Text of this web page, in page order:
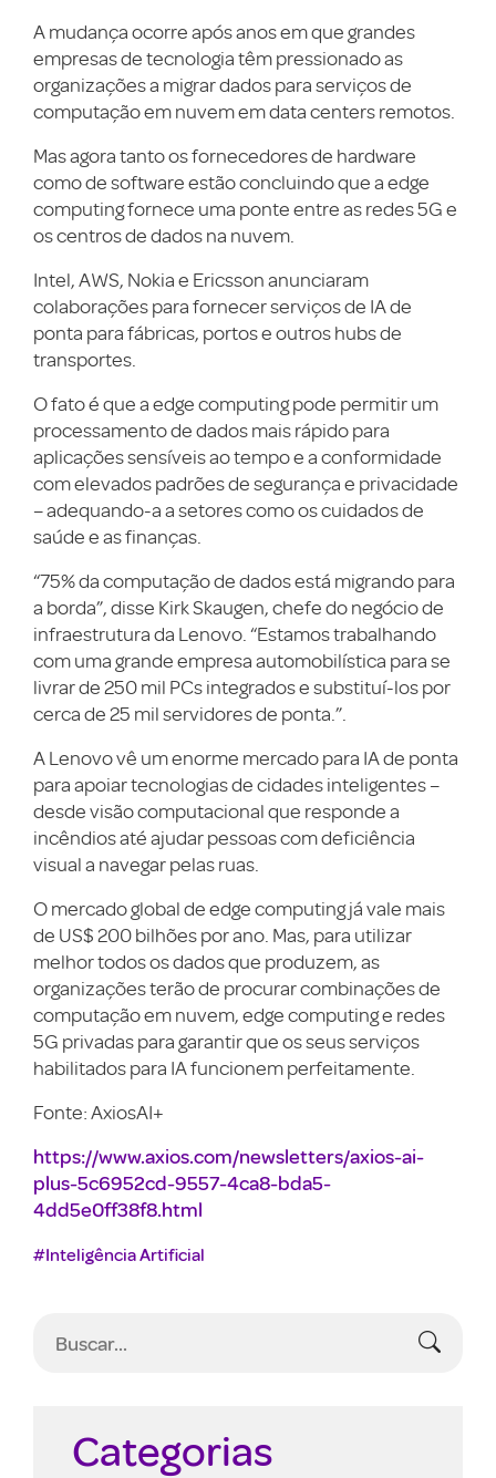
A mudança ocorre após anos em que grandes
empresas de tecnologia têm pressionado as
organizações a migrar dados para serviços de
computação em nuvem em data centers remotos.
Mas agora tanto os fornecedores de hardware
como de software estão concluindo que a edge
computing fornece uma ponte entre as redes 5G e
os centros de dados na nuvem.
Intel, AWS, Nokia e Ericsson anunciaram
colaborações para fornecer serviços de IA de
ponta para fábricas, portos e outros hubs de
transportes.
O fato é que a edge computing pode permitir um
processamento de dados mais rápido para
aplicações sensíveis ao tempo e a conformidade
com elevados padrões de segurança e privacidade
– adequando-a a setores como os cuidados de
saúde e as finanças.
“75% da computação de dados está migrando para
a borda”, disse Kirk Skaugen, chefe do negócio de
infraestrutura da Lenovo. “Estamos trabalhando
com uma grande empresa automobilística para se
livrar de 250 mil PCs integrados e substituí-los por
cerca de 25 mil servidores de ponta.”.
A Lenovo vê um enorme mercado para IA de ponta
para apoiar tecnologias de cidades inteligentes –
desde visão computacional que responde a
incêndios até ajudar pessoas com deficiência
visual a navegar pelas ruas.
O mercado global de edge computing já vale mais
de US$ 200 bilhões por ano. Mas, para utilizar
melhor todos os dados que produzem, as
organizações terão de procurar combinações de
computação em nuvem, edge computing e redes
5G privadas para garantir que os seus serviços
habilitados para IA funcionem perfeitamente.
Fonte: AxiosAI+
https://www.axios.com/newsletters/axios-ai-
plus-5c6952cd-9557-4ca8-bda5-
4dd5e0ff38f8.html
#Inteligência Artificial
Categorias